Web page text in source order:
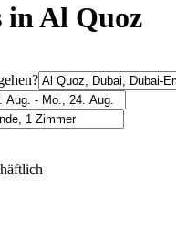
in Al Quoz